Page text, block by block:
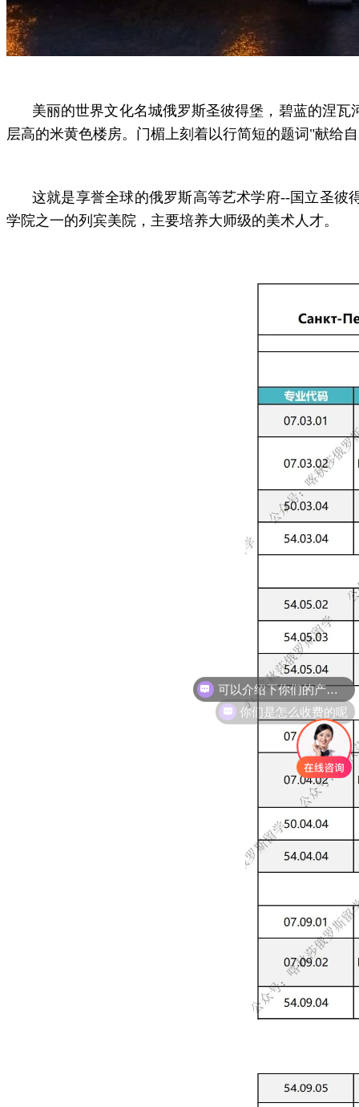
美丽的世界文化名城俄罗斯圣彼得堡，碧蓝的涅
层高的米黄色楼房。门楣上刻着以行简短的题词"献给
这就是享誉全球的俄罗斯高等艺术学府--国立圣
学院之一的列宾美院，主要培养大师级的美术人才。
你们是怎么收费的呢